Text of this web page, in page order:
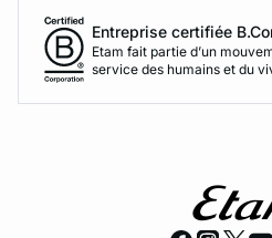
Entreprise certifiée
Etam fait partie d’un
service des humains et du